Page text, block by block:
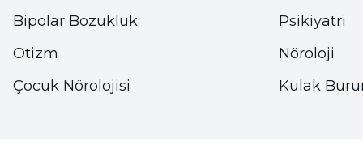
bulundu:
Bipolar Bozukluk
Otizm
Çocuk Nörolojisi
Psikiyatri
Nöroloji
Kulak